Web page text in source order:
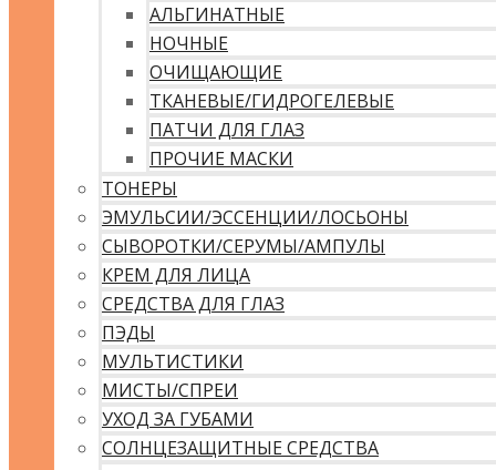
АЛЬГИНАТНЫЕ
НОЧНЫЕ
ОЧИЩАЮЩИЕ
ТКАНЕВЫЕ/ГИДРОГЕЛЕВЫЕ
ПАТЧИ ДЛЯ ГЛАЗ
ПРОЧИЕ МАСКИ
ТОНЕРЫ
ЭМУЛЬСИИ/ЭССЕНЦИИ/ЛОСЬОНЫ
СЫВОРОТКИ/СЕРУМЫ/АМПУЛЫ
КРЕМ ДЛЯ ЛИЦА
СРЕДСТВА ДЛЯ ГЛАЗ
ПЭДЫ
МУЛЬТИСТИКИ
МИСТЫ/СПРЕИ
УХОД ЗА ГУБАМИ
СОЛНЦЕЗАЩИТНЫЕ СРЕДСТВА